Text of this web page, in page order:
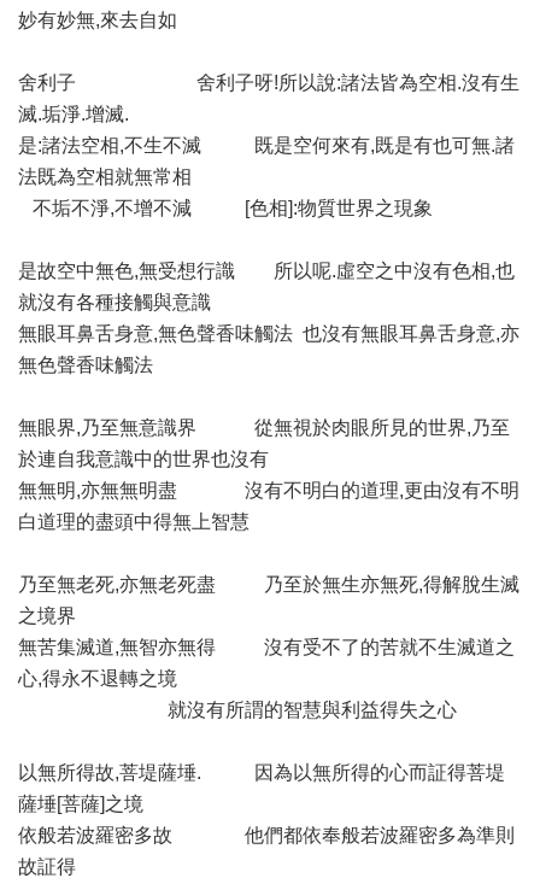
妙有妙無,來去自如
舍利子 舍利子呀!所以說:諸法皆為空相.沒有生
滅.垢淨.增滅.
是:諸法空相,不生不滅 既是空何來有,既是有也可無.諸
法既為空相就無常相
不垢不淨,不增不減 [色相]:物質世界之現象
是故空中無色,無受想行識 所以呢.虛空之中沒有色相,也
就沒有各種接觸與意識
無眼耳鼻舌身意,無色聲香味觸法 也沒有無眼耳鼻舌身意,亦
無色聲香味觸法
無眼界,乃至無意識界 從無視於肉眼所見的世界,乃至
於連自我意識中的世界也沒有
無無明,亦無無明盡 沒有不明白的道理,更由沒有不明
白道理的盡頭中得無上智慧
乃至無老死,亦無老死盡 乃至於無生亦無死,得解脫生滅
之境界
無苦集滅道,無智亦無得 沒有受不了的苦就不生滅道之
心,得永不退轉之境
就沒有所謂的智慧與利益得失之心
以無所得故,菩堤薩埵. 因為以無所得的心而証得菩堤
薩埵[菩薩]之境
依般若波羅密多故 他們都依奉般若波羅密多為準則
故証得